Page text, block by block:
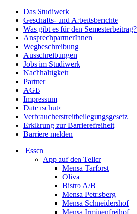
Das Studiwerk
Geschäfts- und Arbeitsberichte
Was gibt es für den Semesterbeitrag?
AnsprechpartnerInnen
Wegbeschreibung
Ausschreibungen
Jobs im Studiwerk
Nachhaltigkeit
Partner
AGB
Impressum
Datenschutz
Verbraucherstreitbeilegungsgesetz
Erklärung zur Barrierefreiheit
Barriere melden
Essen
App auf den Teller
Mensa Tarforst
Oliva
Bistro A/B
Mensa Petrisberg
Mensa Schneidershof
Mensa Irminenfreihof